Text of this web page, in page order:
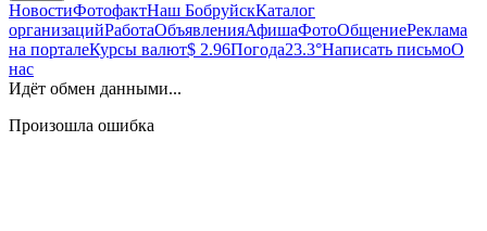
НовостиФотофактНаш БобруйскКаталог
организацийРаботаОбъявленияАфишаФотоОбщениеРеклама
на порталеКурсы валют$ 2.96Погода23.3°Написать письмоО
нас
Идёт обмен данными...
Произошла ошибка